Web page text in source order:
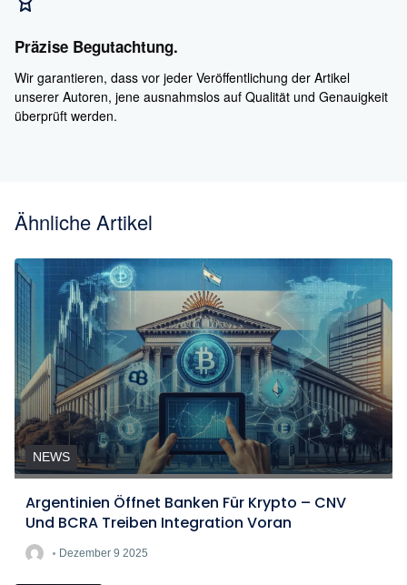
Präzise Begutachtung.
Wir garantieren, dass vor jeder Veröffentlichung der Artikel
unserer Autoren, jene ausnahmslos auf Qualität und Genauigkeit
überprüft werden.
Ähnliche Artikel
NEWS
Argentinien Öffnet Banken Für Krypto – CNV
Und BCRA Treiben Integration Voran
Dezember 9 2025